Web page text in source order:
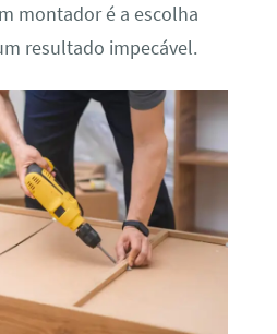
montador é a escolha
resultado impecável.